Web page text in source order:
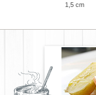
1,5 cm